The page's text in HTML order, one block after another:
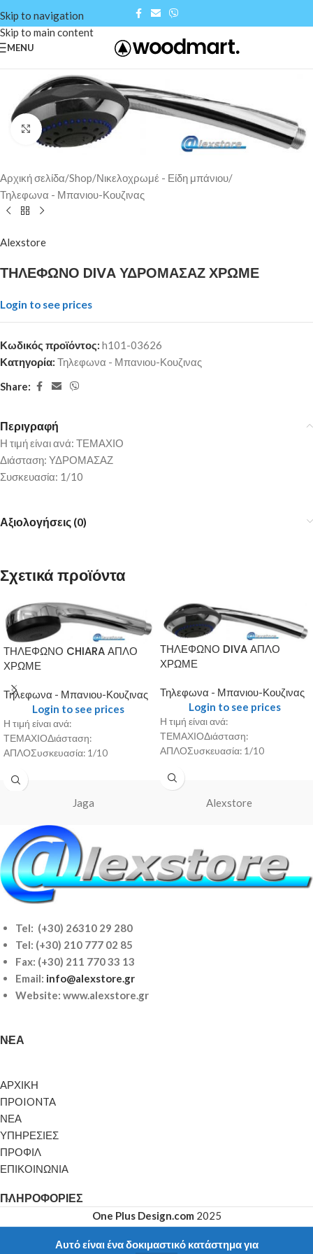
Αυτό είναι ένα δοκιμαστικό κατάστημα για
Skip to navigation
Skip to main content
MENU
Click to enlarge
Αρχική σελίδα/Shop/Νικελοχρωμέ - Είδη μπάνιου/
Τηλεφωνα - Μπανιου-Κουζινας
Alexstore
ΤΗΛΕΦΩΝΟ DIVA ΥΔΡΟΜΑΣΑΖ ΧΡΩΜΕ
Login to see prices
Κωδικός προϊόντος: h101-03626
Κατηγορία: Τηλεφωνα - Μπανιου-Κουζινας
Share:
Περιγραφή
Η τιμή είναι ανά: ΤΕΜΑΧΙΟ
Διάσταση: ΥΔΡΟΜΑΣΑΖ
Συσκευασία: 1/10
Αξιολογήσεις (0)
Σχετικά προϊόντα
ΤΗΛΕΦΩΝΟ CHIARA ΑΠΛΟ
ΧΡΩΜΕ
Τηλεφωνα - Μπανιου-Κουζινας
Login to see prices
Η τιμή είναι ανά:
ΤΕΜΑΧΙΟΔιάσταση:
ΑΠΛΟΣυσκευασία: 1/10
ΤΗΛΕΦΩΝΟ DIVA ΑΠΛΟ
ΧΡΩΜΕ
Τηλεφωνα - Μπανιου-Κουζινας
Login to see prices
Η τιμή είναι ανά:
ΤΕΜΑΧΙΟΔιάσταση:
ΑΠΛΟΣυσκευασία: 1/10
Jaga Alexstore
Tel: (+30) 26310 29 280
Tel: (+30) 210 777 02 85
Fax: (+30) 211 770 33 13
Email: info@alexstore.gr
Website: www.alexstore.gr
ΝΈΑ
ΑΡΧΙΚΗ
ΠΡΟIONTA
ΝΕΑ
ΥΠΗΡΕΣΙΕΣ
ΠΡΟΦΙΛ
ΕΠΙΚΟΙΝΩΝΙΑ
ΠΛΗΡΟΦΟΡΊΕΣ
One Plus Design.com 2025